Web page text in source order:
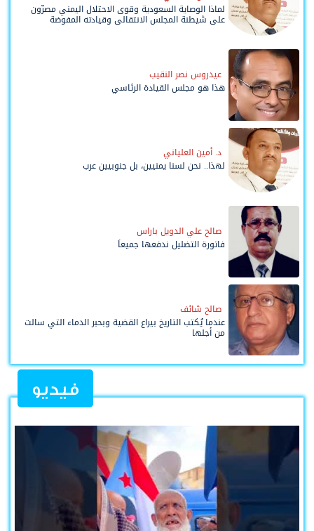
لماذا الوصاية السعودية وقوى الاحتلال اليمني مصرّون
على شيطنة المجلس الانتقالي وقيادته المفوضة
عيدروس نصر النقيب
هذا هو مجلس القيادة الرئاسي
د. أمين العلياني
لهذا.. نحن لسنا يمنيين، بل جنوبيين عرب
صالح علي الدويل باراس
فاتورة التضليل ندفعها جميعاً
صالح شائف
عندما يُكتب التاريخ بيراع القضية وبحبر الدماء التي سالت
من أجلها
فيديو